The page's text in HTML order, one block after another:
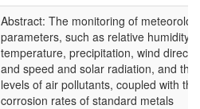
Abstract: The monitoring of
parameters, such as relative humidity,
temperature, precipitation, wind
and speed and solar radiation, and the
levels of air pollutants, coupled with the
corrosion rates of standard metals